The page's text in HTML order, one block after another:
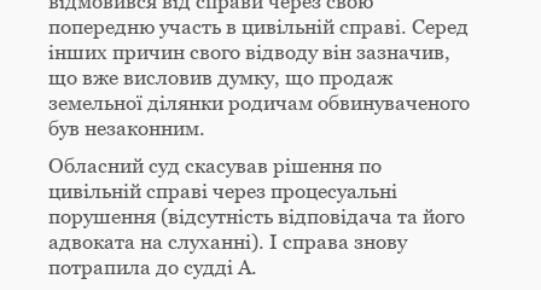
попередню участь в цивільній справі. Серед
інших причин свого відводу він зазначив,
що вже висловив думку, що продаж
земельної ділянки родичам обвинуваченого
був незаконним.
Обласний суд скасував рішення по
цивільній справі через процесуальні
порушення (відсутність відповідача та його
адвоката на слуханні). І справа знову
потрапила до судді А.